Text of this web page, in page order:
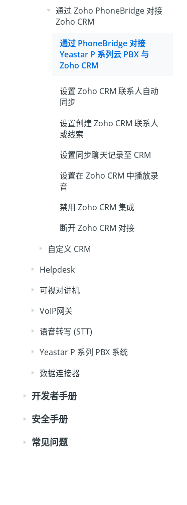
通过 Zoho PhoneBridge 对接
Zoho CRM
通过 PhoneBridge 对接
Yeastar P 系列云 PBX与
Zoho CRM
设置 Zoho CRM 联系人自动
同步
设置创建 Zoho CRM 联系人
或线索
设置同步聊天记录至 CRM
设置在 Zoho CRM 中播放录
音
禁用 Zoho CRM 集成
断开 Zoho CRM 对接
自定义 CRM
Helpdesk
可视对讲机
VoIP网关
语音转写 (STT)
Yeastar P 系列 PBX 系统
数据连接器
开发者手册
安全手册
常见问题